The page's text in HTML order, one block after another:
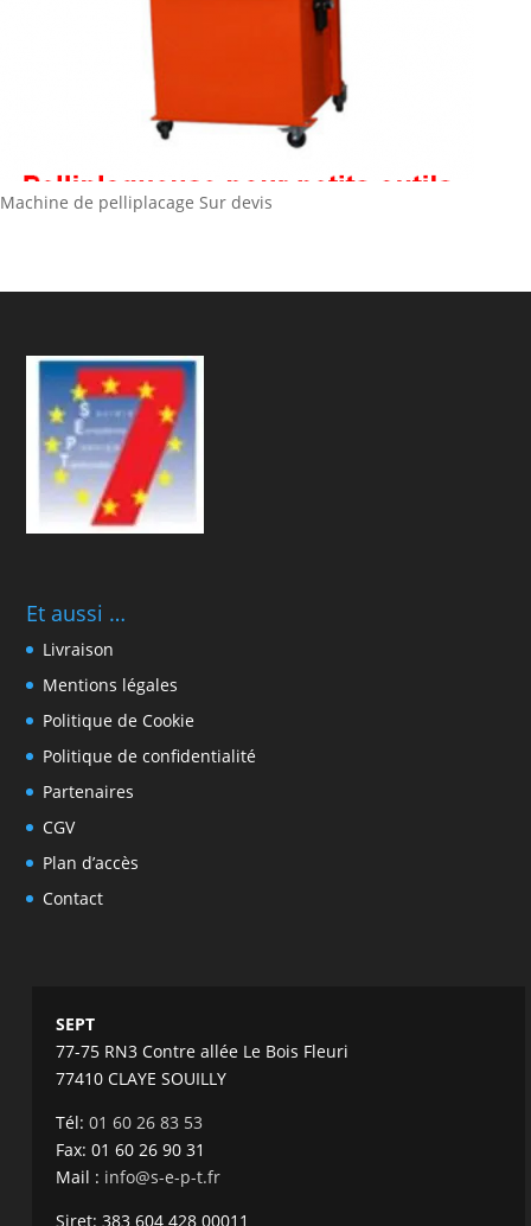
Machine de pelliplacage Sur devis
Et aussi …
Livraison
Mentions légales
Politique de Cookie
Politique de confidentialité
Partenaires
CGV
Plan d’accès
Contact
SEPT
77-75 RN3 Contre allée Le Bois Fleuri
77410 CLAYE SOUILLY
Tél:01 60 26 83 53
Fax: 01 60 26 90 31
Mail : info@s-e-p-t.fr
Siret: 383 604 428 00011